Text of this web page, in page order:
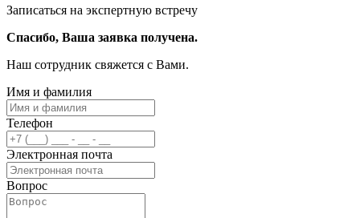
Записаться на экспертную встречу
Спасибо, Ваша заявка получена.
Наш сотрудник свяжется с Вами.
Имя и фамилия
Телефон
Электронная почта
Вопрос